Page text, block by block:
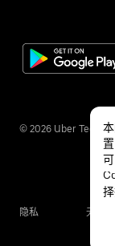
© 2026 Uber
隐私 无障碍